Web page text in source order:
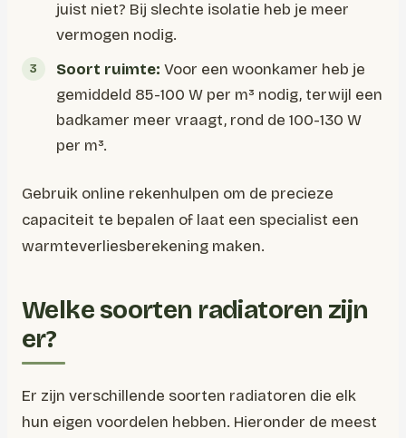
juist niet? Bij slechte isolatie heb je meer
vermogen nodig.
Soort ruimte: Voor een woonkamer heb je
gemiddeld 85-100 W per m³ nodig, terwijl een
badkamer meer vraagt, rond de 100-130 W
per m³.
Gebruik online rekenhulpen om de precieze
capaciteit te bepalen of laat een specialist een
warmteverliesberekening maken.
Welke soorten radiatoren zijn
er?
Er zijn verschillende soorten radiatoren die elk
hun eigen voordelen hebben. Hieronder de meest